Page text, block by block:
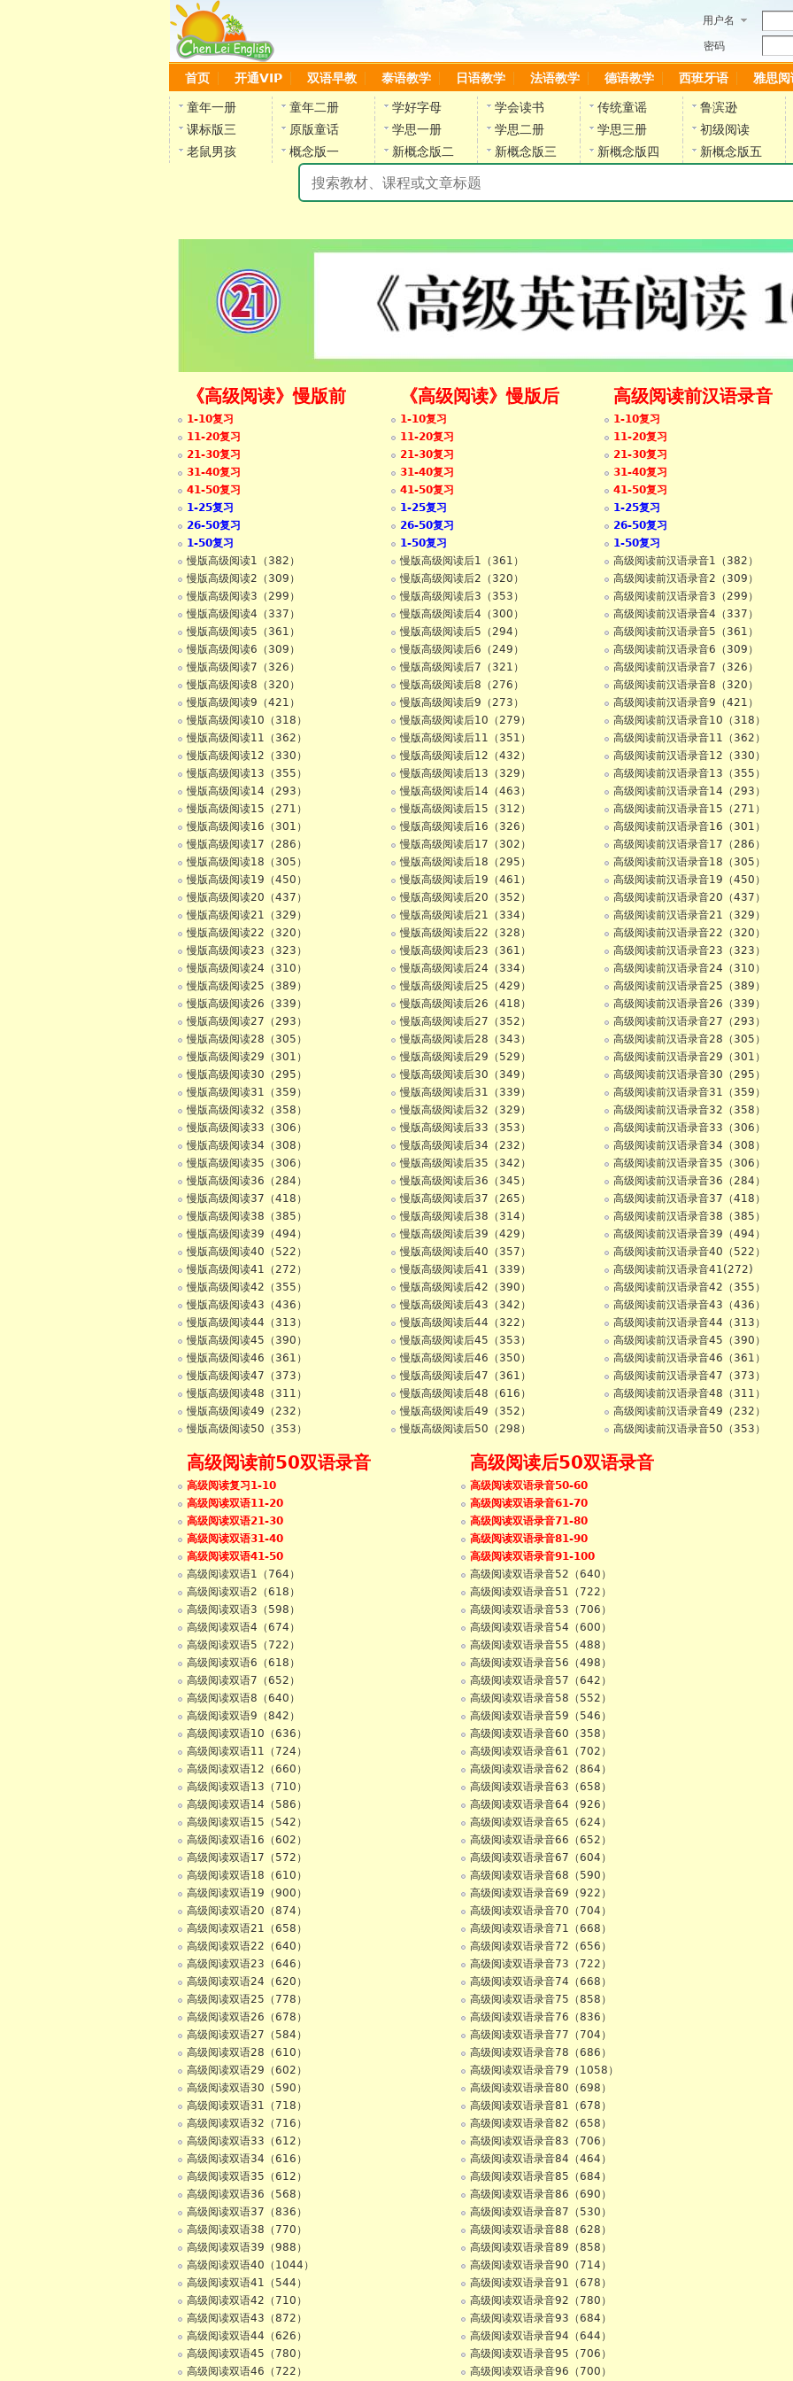
用户名
密码
首页 开通VIP 双语早教 泰语教学 日语教学 法语教学 德语教学 西班牙语 雅思阅
童年一册 童年二册 学好字母 学会读书 传统童谣
鲁滨逊
课标版三
原版童话 学思一册 学思二册 学思三册
初级阅读
老鼠男孩
概念版一 新概念版二 新概念版三 新概念版四 新概念版五
陈雷英语副网站
《高级阅读》慢版前
50篇
1-10复习
11-20复习
21-30复习
31-40复习
41-50复习
1-25复习
26-50复习
1-50复习
慢版高级阅读1（382）
慢版高级阅读2（309）
慢版高级阅读3（299）
慢版高级阅读4（337）
慢版高级阅读5（361）
慢版高级阅读6（309）
慢版高级阅读7（326）
慢版高级阅读8（320）
慢版高级阅读9（421）
慢版高级阅读10（318）
慢版高级阅读11（362）
慢版高级阅读12（330）
慢版高级阅读13（355）
慢版高级阅读14（293）
慢版高级阅读15（271）
慢版高级阅读16（301）
慢版高级阅读17（286）
慢版高级阅读18（305）
慢版高级阅读19（450）
慢版高级阅读20（437）
慢版高级阅读21（329）
慢版高级阅读22（320）
慢版高级阅读23（323）
慢版高级阅读24（310）
慢版高级阅读25（389）
慢版高级阅读26（339）
慢版高级阅读27（293）
慢版高级阅读28（305）
慢版高级阅读29（301）
慢版高级阅读30（295）
慢版高级阅读31（359）
慢版高级阅读32（358）
慢版高级阅读33（306）
慢版高级阅读34（308）
慢版高级阅读35（306）
慢版高级阅读36（284）
慢版高级阅读37（418）
慢版高级阅读38（385）
慢版高级阅读39（494）
慢版高级阅读40（522）
慢版高级阅读41（272）
慢版高级阅读42（355）
慢版高级阅读43（436）
慢版高级阅读44（313）
慢版高级阅读45（390）
慢版高级阅读46（361）
慢版高级阅读47（373）
慢版高级阅读48（311）
慢版高级阅读49（232）
慢版高级阅读50（353）
《高级阅读》慢版后
50篇
1-10复习
11-20复习
21-30复习
31-40复习
41-50复习
1-25复习
26-50复习
1-50复习
慢版高级阅读后1（361）
慢版高级阅读后2（320）
慢版高级阅读后3（353）
慢版高级阅读后4（300）
慢版高级阅读后5（294）
慢版高级阅读后6（249）
慢版高级阅读后7（321）
慢版高级阅读后8（276）
慢版高级阅读后9（273）
慢版高级阅读后10（279）
慢版高级阅读后11（351）
慢版高级阅读后12（432）
慢版高级阅读后13（329）
慢版高级阅读后14（463）
慢版高级阅读后15（312）
慢版高级阅读后16（326）
慢版高级阅读后17（302）
慢版高级阅读后18（295）
慢版高级阅读后19（461）
慢版高级阅读后20（352）
慢版高级阅读后21（334）
慢版高级阅读后22（328）
慢版高级阅读后23（361）
慢版高级阅读后24（334）
慢版高级阅读后25（429）
慢版高级阅读后26（418）
慢版高级阅读后27（352）
慢版高级阅读后28（343）
慢版高级阅读后29（529）
慢版高级阅读后30（349）
慢版高级阅读后31（339）
慢版高级阅读后32（329）
慢版高级阅读后33（353）
慢版高级阅读后34（232）
慢版高级阅读后35（342）
慢版高级阅读后36（345）
慢版高级阅读后37（265）
慢版高级阅读后38（314）
慢版高级阅读后39（429）
慢版高级阅读后40（357）
慢版高级阅读后41（339）
慢版高级阅读后42（390）
慢版高级阅读后43（342）
慢版高级阅读后44（322）
慢版高级阅读后45（353）
慢版高级阅读后46（350）
慢版高级阅读后47（361）
慢版高级阅读后48（616）
慢版高级阅读后49（352）
慢版高级阅读后50（298）
高级阅读前汉语录音
1-10复习
11-20复习
21-30复习
31-40复习
41-50复习
1-25复习
26-50复习
1-50复习
高级阅读前汉语录音1（382）
高级阅读前汉语录音2（309）
高级阅读前汉语录音3（299）
高级阅读前汉语录音4（337）
高级阅读前汉语录音5（361）
高级阅读前汉语录音6（309）
高级阅读前汉语录音7（326）
高级阅读前汉语录音8（320）
高级阅读前汉语录音9（421）
高级阅读前汉语录音10（318）
高级阅读前汉语录音11（362）
高级阅读前汉语录音12（330）
高级阅读前汉语录音13（355）
高级阅读前汉语录音14（293）
高级阅读前汉语录音15（271）
高级阅读前汉语录音16（301）
高级阅读前汉语录音17（286）
高级阅读前汉语录音18（305）
高级阅读前汉语录音19（450）
高级阅读前汉语录音20（437）
高级阅读前汉语录音21（329）
高级阅读前汉语录音22（320）
高级阅读前汉语录音23（323）
高级阅读前汉语录音24（310）
高级阅读前汉语录音25（389）
高级阅读前汉语录音26（339）
高级阅读前汉语录音27（293）
高级阅读前汉语录音28（305）
高级阅读前汉语录音29（301）
高级阅读前汉语录音30（295）
高级阅读前汉语录音31（359）
高级阅读前汉语录音32（358）
高级阅读前汉语录音33（306）
高级阅读前汉语录音34（308）
高级阅读前汉语录音35（306）
高级阅读前汉语录音36（284）
高级阅读前汉语录音37（418）
高级阅读前汉语录音38（385）
高级阅读前汉语录音39（494）
高级阅读前汉语录音40（522）
高级阅读前汉语录音41(272)
高级阅读前汉语录音42（355）
高级阅读前汉语录音43（436）
高级阅读前汉语录音44（313）
高级阅读前汉语录音45（390）
高级阅读前汉语录音46（361）
高级阅读前汉语录音47（373）
高级阅读前汉语录音48（311）
高级阅读前汉语录音49（232）
高级阅读前汉语录音50（353）
高级阅读前50双语录音
高级阅读复习1-10
高级阅读双语11-20
高级阅读双语21-30
高级阅读双语31-40
高级阅读双语41-50
高级阅读双语1（764）
高级阅读双语2（618）
高级阅读双语3（598）
高级阅读双语4（674）
高级阅读双语5（722）
高级阅读双语6（618）
高级阅读双语7（652）
高级阅读双语8（640）
高级阅读双语9（842）
高级阅读双语10（636）
高级阅读双语11（724）
高级阅读双语12（660）
高级阅读双语13（710）
高级阅读双语14（586）
高级阅读双语15（542）
高级阅读双语16（602）
高级阅读双语17（572）
高级阅读双语18（610）
高级阅读双语19（900）
高级阅读双语20（874）
高级阅读双语21（658）
高级阅读双语22（640）
高级阅读双语23（646）
高级阅读双语24（620）
高级阅读双语25（778）
高级阅读双语26（678）
高级阅读双语27（584）
高级阅读双语28（610）
高级阅读双语29（602）
高级阅读双语30（590）
高级阅读双语31（718）
高级阅读双语32（716）
高级阅读双语33（612）
高级阅读双语34（616）
高级阅读双语35（612）
高级阅读双语36（568）
高级阅读双语37（836）
高级阅读双语38（770）
高级阅读双语39（988）
高级阅读双语40（1044）
高级阅读双语41（544）
高级阅读双语42（710）
高级阅读双语43（872）
高级阅读双语44（626）
高级阅读双语45（780）
高级阅读双语46（722）
高级阅读后50双语录音
高级阅读双语录音50-60
高级阅读双语录音61-70
高级阅读双语录音71-80
高级阅读双语录音81-90
高级阅读双语录音91-100
高级阅读双语录音52（640）
高级阅读双语录音51（722）
高级阅读双语录音53（706）
高级阅读双语录音54（600）
高级阅读双语录音55（488）
高级阅读双语录音56（498）
高级阅读双语录音57（642）
高级阅读双语录音58（552）
高级阅读双语录音59（546）
高级阅读双语录音60（358）
高级阅读双语录音61（702）
高级阅读双语录音62（864）
高级阅读双语录音63（658）
高级阅读双语录音64（926）
高级阅读双语录音65（624）
高级阅读双语录音66（652）
高级阅读双语录音67（604）
高级阅读双语录音68（590）
高级阅读双语录音69（922）
高级阅读双语录音70（704）
高级阅读双语录音71（668）
高级阅读双语录音72（656）
高级阅读双语录音73（722）
高级阅读双语录音74（668）
高级阅读双语录音75（858）
高级阅读双语录音76（836）
高级阅读双语录音77（704）
高级阅读双语录音78（686）
高级阅读双语录音79（1058）
高级阅读双语录音80（698）
高级阅读双语录音81（678）
高级阅读双语录音82（658）
高级阅读双语录音83（706）
高级阅读双语录音84（464）
高级阅读双语录音85（684）
高级阅读双语录音86（690）
高级阅读双语录音87（530）
高级阅读双语录音88（628）
高级阅读双语录音89（858）
高级阅读双语录音90（714）
高级阅读双语录音91（678）
高级阅读双语录音92（780）
高级阅读双语录音93（684）
高级阅读双语录音94（644）
高级阅读双语录音95（706）
高级阅读双语录音96（700）